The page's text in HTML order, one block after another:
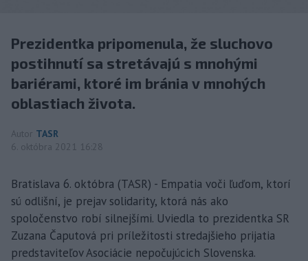
Prezidentka pripomenula, že sluchovo
postihnutí sa stretávajú s mnohými
bariérami, ktoré im bránia v mnohých
oblastiach života.
Autor TASR
6. októbra 2021 16:28
Bratislava 6. októbra (TASR) - Empatia voči ľuďom, ktorí
sú odlišní, je prejav solidarity, ktorá nás ako
spoločenstvo robí silnejšími. Uviedla to prezidentka SR
Zuzana Čaputová pri príležitosti stredajšieho prijatia
predstaviteľov Asociácie nepočujúcich Slovenska.